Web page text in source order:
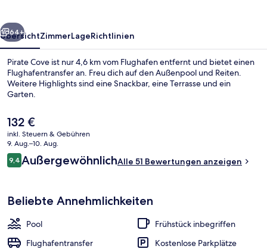
Außenbereich
Weiter
64+
ÜbersichtZimmerLageRichtlinien
Pirate Cove ist nur 4,6 km vom Flughafen entfernt und bietet einen
Flughafentransfer an. Freu dich auf den Außenpool und Reiten.
Weitere Highlights sind eine Snackbar, eine Terrasse und ein
Garten.
Der
aktuelle
Preis
beträgt
132 €.
132 €
inkl. Steuern & Gebühren
9. Aug.–10. Aug.
Bewertungen
9,49,4 von 10.
AußergewöhnlichAlle 51 Bewertungen anzeigen
Beliebte Annehmlichkeiten
Pool
Frühstück inbegriffen
Flughafentransfer
Kostenlose Parkplätze